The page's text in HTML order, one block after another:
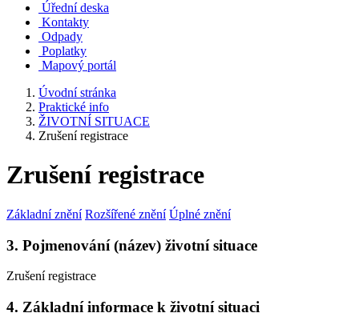
Úřední deska
Kontakty
Odpady
Poplatky
Mapový portál
Úvodní stránka
Praktické info
ŽIVOTNÍ SITUACE
Zrušení registrace
Zrušení registrace
Základní znění Rozšířené znění Úplné znění
3. Pojmenování (název) životní situace
Zrušení registrace
4. Základní informace k životní situaci